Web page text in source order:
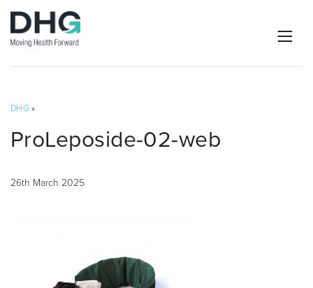
DHG »
ProLeposide-02-web
26th March 2025